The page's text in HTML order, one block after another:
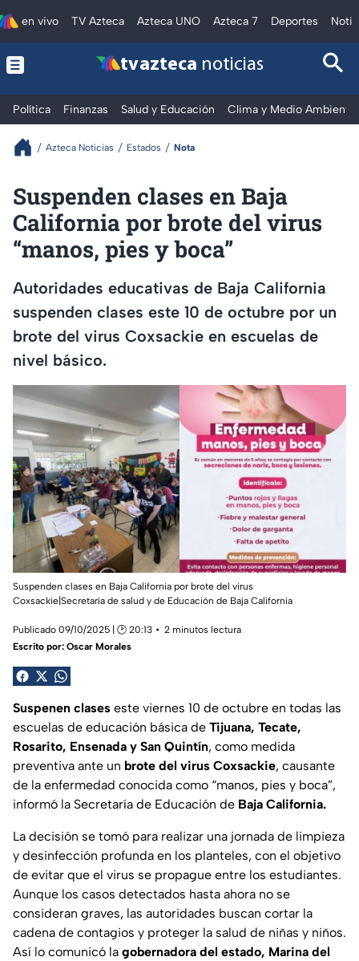
en vivo TV Azteca Azteca UNO Azteca 7 Deportes
tv azteca noticias
Política Finanzas Salud y Educación Clima y Medio Ambiente
Azteca Noticias Estados Nota
Suspenden clases en Baja
California por brote del virus
“manos, pies y boca”
Autoridades educativas de Baja California
suspenden clases este 10 de octubre por un
brote del virus Coxsackie en escuelas de
nivel básico.
Suspenden clases en Baja California por brote del virus
Coxsackie|Secretaría de salud y de Educación de Baja California
Publicado 09/10/2025 | 🕑 20:13
2 minutos lectura
Escrito por: Oscar Morales
Suspenen clases este viernes 10 de octubre en todas las
escuelas de educación básica de Tijuana, Tecate,
Rosarito, Ensenada y San Quintín, como medida
preventiva ante un brote del virus Coxsackie, causante
de la enfermedad conocida como “manos, pies y boca”,
informó la Secretaría de Educación de Baja California.
La decisión se tomó para realizar una jornada de limpieza
y desinfección profunda en los planteles, con el objetivo
de evitar que el virus se propague entre los estudiantes.
Aunque los casos detectados hasta ahora no se
consideran graves, las autoridades buscan cortar la
cadena de contagios y proteger la salud de niñas y niños.
Así lo comunicó la gobernadora del estado, Marina del